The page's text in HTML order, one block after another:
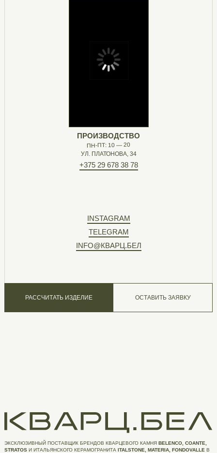
ПРОИЗВОДСТВО
ПН-ПТ: 10 — 20
УЛ. ПЛАТОНОВА, 34
+375 29 678 38 78
INFO@КВАРЦ.БЕЛ
TELEGRAM
INSTAGRAM
ОСТАВИТЬ ЗАЯВКУ
РАССЧИТАТЬ ИЗДЕЛИЕ
ЭКСКЛЮЗИВНЫЙ ПОСТАВЩИК БРЕНДОВ КВАРЦЕВОГО КАМНЯ BELENCO, COANTE,
STRATOS И ИТАЛЬЯНСКОГО КЕРАМОГРАНИТА ITALSTONE, MATERIA, FONDOVALLE В